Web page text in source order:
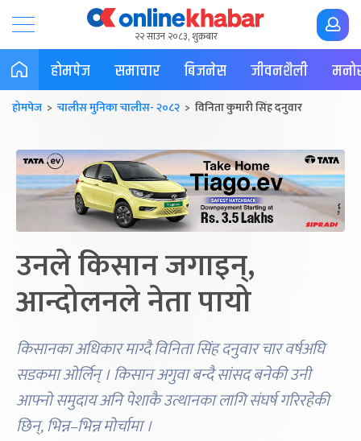
२२ साउन २०८३, शुक्रबार
होमपेज समाचार बिजनेस जीवनशैली
होमपेज > चालीस मुनिका चालीस- २०८२ > विनिता कुमारी सिंह दनुवार
उनले किसान जगाइन्,
आन्दोलनले नेता पायो
किसानका अधिकार माग्दै विनिता सिंह दनुवार चार वर्षअघि
सडकमा ओर्लिन् । किसान अगुवा बन्दै सांसद बनेकी उनी
आफ्नो समुदाय अनि पेशाकै उत्थानका लागि संघर्ष गरिरहेकी
छिन्, भिन्न–भिन्न मोर्चामा ।